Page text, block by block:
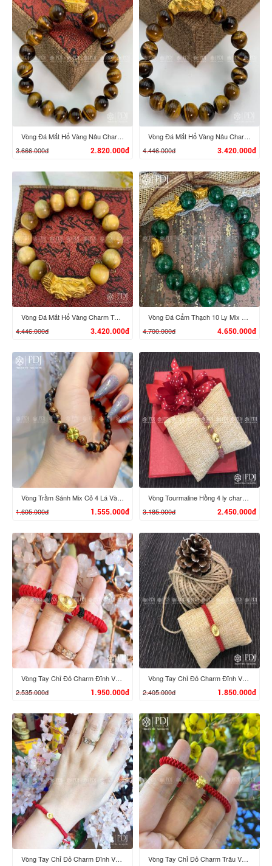
XEM CHI TIẾT XEM CHI TIẾT
XEM CHI TIẾT
Vòng Đá Mắt Hổ Vàng Nâu Charm Tỳ Hưu Cưỡi Đĩnh Vàng 24K
3.666.000đ
2.820.000đ
XEM CHI TIẾT
Vòng Đá Mắt Hổ Vàng Nâu Charm Tỳ Hưu Cưỡi Gậy Như Ý Vàng 24K
4.446.000đ
3.420.000đ
XEM CHI TIẾT
Vòng Đá Mắt Hổ Vàng Charm Tỳ Hưu Cưỡi Gậy Như Ý Vàng 24K
4.446.000đ
3.420.000đ
XEM CHI TIẾT
Vòng Đá Cẩm Thạch 10 Ly Mix Đầu Rồng, Đĩnh Vàng 24K
4.700.000đ
4.650.000đ
XEM CHI TIẾT
Vòng Trầm Sánh Mix Cỏ 4 Lá Vàng 24K
1.605.000đ
1.555.000đ
XEM CHI TIẾT
Vòng Tourmaline Hồng 4 ly charm Đĩnh Vàng 24K
3.185.000đ
2.450.000đ
XEM CHI TIẾT
Vòng Tay Chỉ Đỏ Charm Đĩnh Vàng 24K M03
2.535.000đ
1.950.000đ
XEM CHI TIẾT
Vòng Tay Chỉ Đỏ Charm Đĩnh Vàng 24K M02
2.405.000đ
1.850.000đ
Vòng Tay Chỉ Đỏ Charm Đĩnh Vàng 24K M01
Vòng Tay Chỉ Đỏ Charm Trâu Vàng 24K mini